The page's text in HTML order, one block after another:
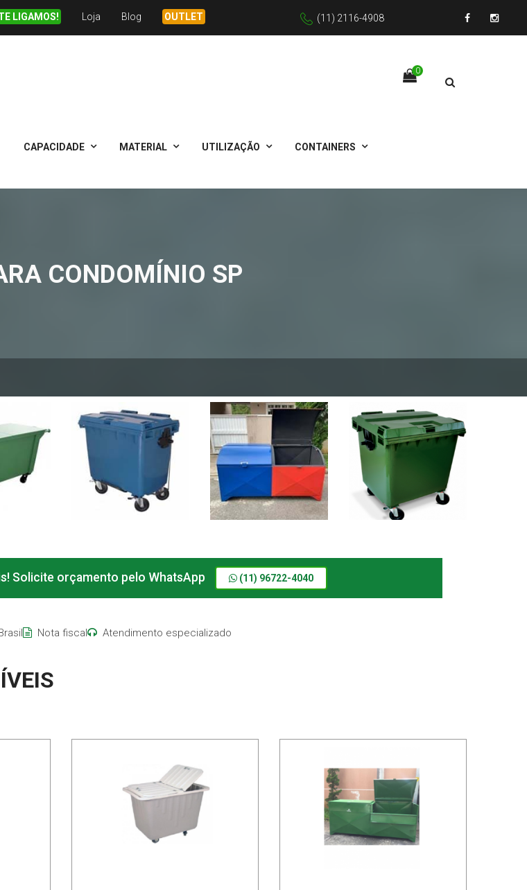
LIGAMOS! Loja Blog OUTLET (11) 2116-4908
Facebook
0
CAPACIDADE MATERIAL UTILIZAÇÃO CONTAINERS
CONDOMÍNIO SP
Lixeira para condomínio
Lixeira para condomínio
Solicite orçamento pelo WhatsApp (11) 96722-4040
Nota fiscal Atendimento especializado